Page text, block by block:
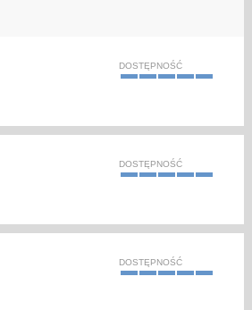
DOSTĘPNOŚĆ
DOSTĘPNOŚĆ
DOSTĘPNOŚĆ